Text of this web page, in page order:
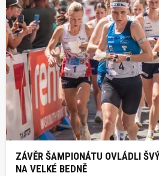
ZÁVĚR ŠAMPIONÁTU OVLÁDLI
NA VELKÉ BEDNĚ